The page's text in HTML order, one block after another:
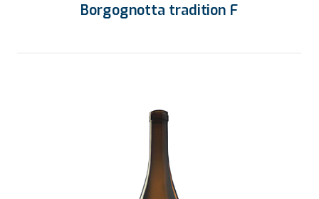
Borgognotta tradition F